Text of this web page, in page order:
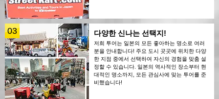
03 다양한 신나는 선택지!
저희 투어는 일본의 모든 좋아하는 명소로 여러
분을 안내합니다! 주요 도시 곳곳에 위치한 다양
한 지점 중에서 선택하여 자신의 경험을 맞춤 설
정할 수 있습니다. 일본의 역사적인 장소부터 현
대적인 명소까지, 모든 관심사에 맞는 투어를 준
비했습니다!